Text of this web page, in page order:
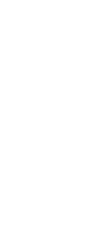
延長到8月!!